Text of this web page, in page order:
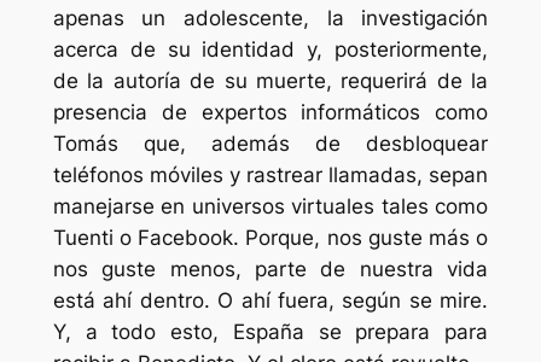
apenas un adolescente, la investigación
acerca de su identidad y, posteriormente,
de la autoría de su muerte, requerirá de la
presencia de expertos informáticos como
Tomás que, además de desbloquear
teléfonos móviles y rastrear llamadas, sepan
manejarse en universos virtuales tales como
Tuenti o Facebook. Porque, nos guste más o
nos guste menos, parte de nuestra vida
está ahí dentro. O ahí fuera, según se mire.
Y, a todo esto, España se prepara para